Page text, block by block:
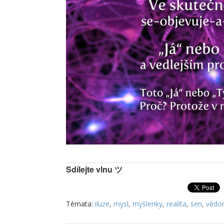
Sdílejte vlnu ツ
Témata: iluze, mysl, myšlenky, realita, sen,